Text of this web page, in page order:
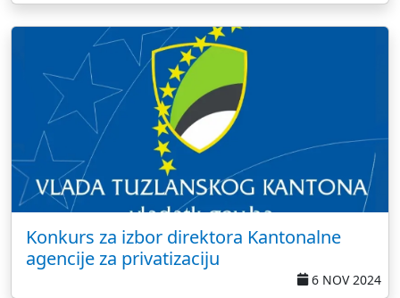
Konkurs za izbor direktora Kantonalne
agencije za privatizaciju
6 NOV 2024